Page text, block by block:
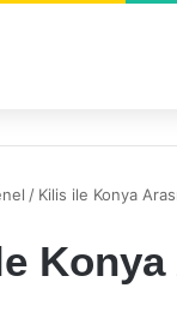
/ Kilis ile Konya
Konya